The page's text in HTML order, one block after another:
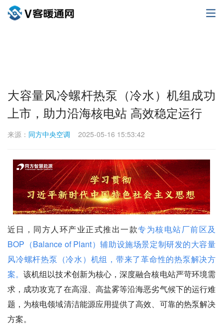
大容量风冷螺杆热泵（冷水）机组成功
上市，助力沿海核电站 高效稳定运行
来源： 同方中央空调 2025-05-16 15:53:42
近日，同方人环产业正式推出一款专为核电站厂前区及
BOP（Balance of Plant）辅助设施场景定制研发的大容量
风冷螺杆热泵（冷水）机组，带来了革命性的热泵解决方
案。该机组以技术创新为核心，深度融合核电站严苛环境需
求，成功攻克了在高湿、高盐雾等沿海恶劣气候下的运行难
题，为核电领域清洁能源应用提供了高效、可靠的热泵解决
方案。